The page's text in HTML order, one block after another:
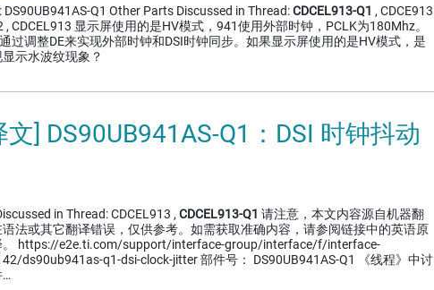
Q1 Other Parts Discussed in Thread:CDCEL913-Q1 , CDCE913
, CDCEL913 显示屏使用的是HV模式，941使用外部时钟，PCLK为180Mhz。
过调整DE来实现外部时钟和DSI时钟同步。如果显示屏使用的是HV模式，是
示水波纹现象？
文] DS90UB941AS-Q1：DSI 时钟抖动
in Thread: CDCEL913 , CDCEL913-Q1 请注意，本文内容源自机器翻
法或其它翻译错误，仅供参考。如需获取准确内容，请参阅链接中的英语原
。 https://e2e.ti.com/support/interface-group/interface/f/interface-
ds90ub941as-q1-dsi-clock-jitter 部件号： DS90UB941AS-Q1 《线程》中讨
…